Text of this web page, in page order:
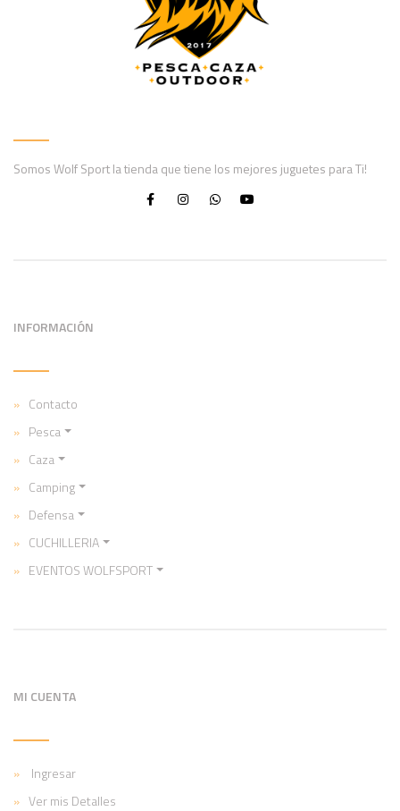
Somos Wolf Sport la tienda que tiene los mejores juguetes para Ti!
INFORMACIÓN
Contacto
Pesca
Caza
Camping
Defensa
CUCHILLERIA
EVENTOS WOLFSPORT
MI CUENTA
Ingresar
Ver mis Detalles